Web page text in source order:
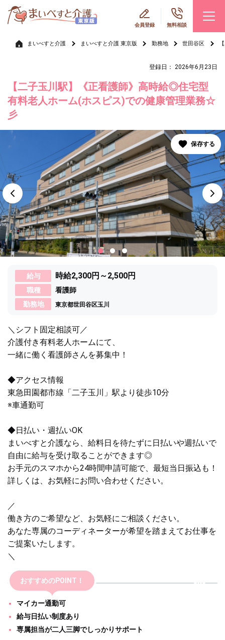
会員登録 無料相談
まいべすと介護 まいべすと介護 東京版 勤務地 世田谷区
登録日： 2026年6月23日
【二子玉川駅】《正看護師》高時給◎住宅型
有料老人ホーム(ホスピス)での健康管理業務☆
彡
給与 時給2,300円～2,500円
職種
看護師
勤務地
東京都世田谷区玉川
＼シフト固定相談可／
介護付き有料老人ホームにて、
一緒に働く看護師さんを募集中！
◆アクセス情報
東急田園都市線「二子玉川」駅より徒歩10分
※車通勤可
◆日払い・週払いOK
まいべすと介護なら、給料日を待たずに日払いや週払いで
自由に給与を受け取ることができます◎
お手元のスマホから24時間申請可能で、最短当日振込も！
詳しくは、お気軽にお問い合わせください。
／
働き方のご希望など、お気軽にご相談ください。
あなた専属のコーディネーターが希望を踏まえてお仕事を
ご提案いたします。
＼
おすすめのPOINT！
マイカー通勤可
給与日払い制度あり
専属担当が二人三脚でしっかりサポート